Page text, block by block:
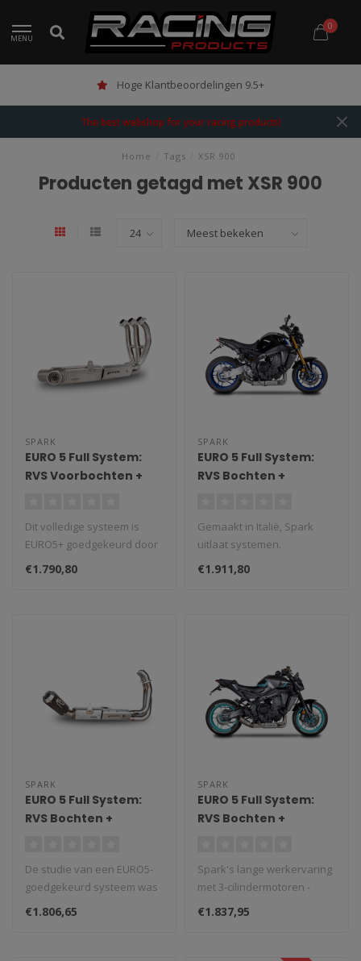
MENU
0
Hoge Klantbeoordelingen 9.5+
The best webshop for your racing products!
Home Tags XSR 900
Producten getagd met XSR 900
SPARK
EURO 5 Full System:
RVS Voorbochten +
grid Yamaha MT-
09/Tracer 9/XSR 900
(2021-2024)
Dit volledige systeem is
EURO5+ goedgekeurd door
de dempende box met
dubbele uit..
€1.790,80
SPARK
EURO 5 Full System:
RVS Bochten +
Yamaha MT-09/XSR
900 (2021-2025)
Gemaakt in Italië, Spark
uitlaat systemen.
Middenbok is niet meer te
gebruiken ..
€1.911,80
SPARK
EURO 5 Full System:
RVS Bochten +
09/XSR 900 (2021-
2024)
De studie van een EURO5-
goedgekeurd systeem was
de eerste belangrijke
uitdaging ..
€1.806,65
SPARK
EURO 5 Full System:
RVS Bochten +
Yamaha MT-09/XSR
900 (2021-2024)
Spark's lange werkervaring
met 3-cilindermotoren -
bijvoorbeeld in Moto2 - was
€1.837,95